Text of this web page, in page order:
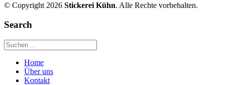
© Copyright 2026 Stickerei Kühn. Alle Rechte vorbehalten.
Search
Home
Über uns
Kontakt